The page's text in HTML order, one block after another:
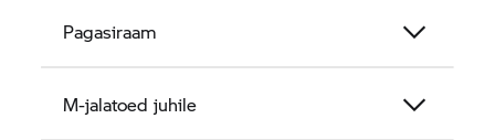
Pagasiraam
M-jalatoed juhile